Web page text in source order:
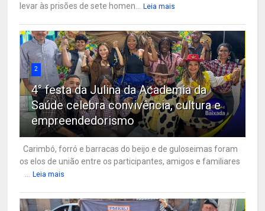
levar às prisões de sete homen...
Leia mais
2
4° festa da Julina da Academia da
Saúde celebra convivência, cultura e
empreendedorismo
Carimbó, forró e barracas do beijo e de guloseimas foram
os elos de união entre os participantes, amigos e familiares
Leia mais